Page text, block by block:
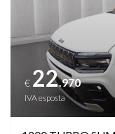
€ 22.970
IVA esposta